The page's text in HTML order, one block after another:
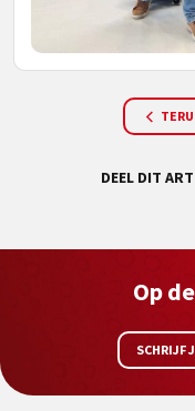
DEEL DIT
Op
SCHRIJF